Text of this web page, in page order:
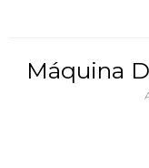
Máquina